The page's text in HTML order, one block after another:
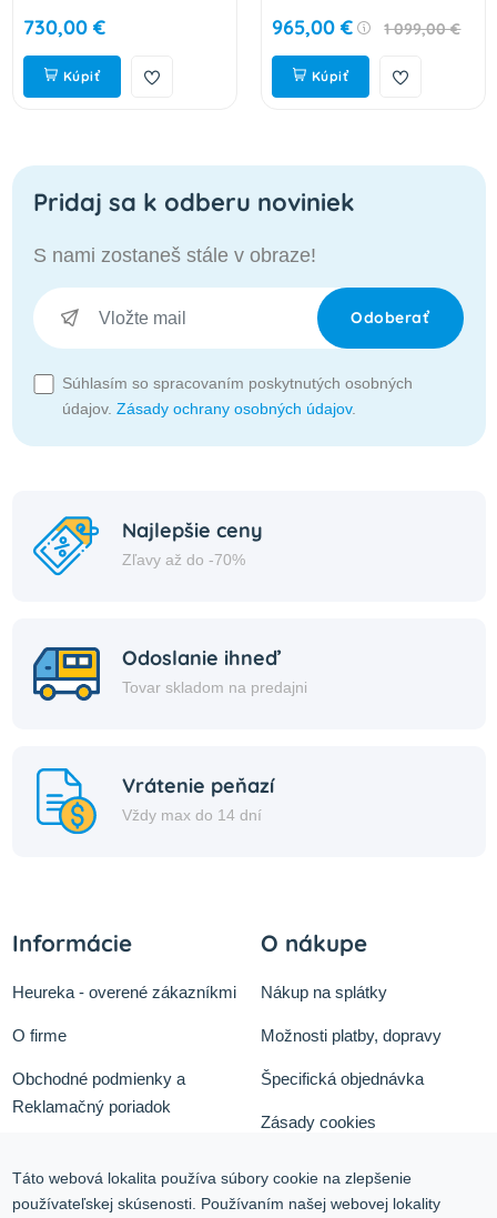
730,00 €
Kúpiť
965,00 € 1 099,00 €
Kúpiť
Pridaj sa k odberu noviniek
S nami zostaneš stále v obraze!
Odoberať
Súhlasím so spracovaním poskytnutých osobných
údajov. Zásady ochrany osobných údajov.
Najlepšie ceny
Zľavy až do -70%
Odoslanie ihneď
Tovar skladom na predajni
Vrátenie peňazí
Vždy max do 14 dní
Informácie
Heureka - overené zákazníkmi
O firme
Obchodné podmienky a
Reklamačný poriadok
O nákupe
Nákup na splátky
Možnosti platby, dopravy
Špecifická objednávka
Zásady cookies
Blog
Táto webová lokalita používa súbory cookie na zlepšenie
používateľskej skúsenosti. Používaním našej webovej lokality